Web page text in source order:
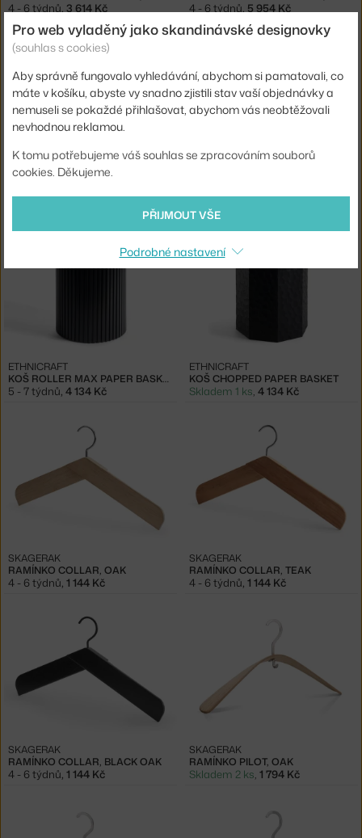
4 - 6 týdnů, 3 614 Kč 4 - 6 týdnů, 5 954 Kč
SKAGERAK
4 - 6 týdnů,5 954 Kč 4 - 6 týdnů,6 474 Kč
KOŠ ROLLER MAX PAPER BASKET
ETHNICRAFT
5 - 7 týdnů, 4 134 Kč
KOŠ CHOPPED PAPER BASKET
ETHNICRAFT
Skladem 1 ks, 4 134 Kč
RAMÍNKO COLLAR, OAK
SKAGERAK
4 - 6 týdnů, 1 144 Kč
RAMÍNKO COLLAR, TEAK
SKAGERAK
4 - 6 týdnů, 1 144 Kč
RAMÍNKO COLLAR, BLACK OAK
SKAGERAK
4 - 6 týdnů, 1 144 Kč
RAMÍNKO PILOT, OAK
SKAGERAK
Skladem 2 ks, 1 794 Kč
Pro web vyladěný jako skandinávské designovky
(souhlas s cookies)
Aby správně fungovalo vyhledávání, abychom si pamatovali, co
máte v košíku, abyste vy snadno zjistili stav vaší objednávky a
nemuseli se pokaždé přihlašovat, abychom vás neobtěžovali
nevhodnou reklamou.
K tomu potřebujeme váš souhlas se zpracováním souborů
cookies. Děkujeme.
PŘIJMOUT VŠE
Podrobné nastavení